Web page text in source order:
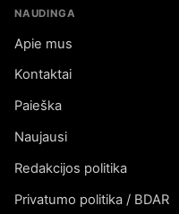
NAUDINGA
Apie mus
Kontaktai
Paieška
Naujausi
Redakcijos politika
Privatumo politika / BDAR